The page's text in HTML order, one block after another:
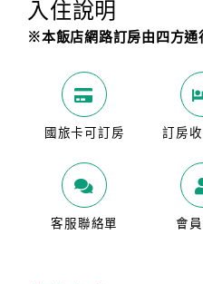
入住說明
※本飯店網路訂房由四方通
國旅卡可訂房 訂房
客服聯絡單 會